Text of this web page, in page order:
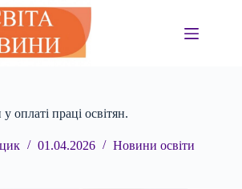
оплаті праці освітян.
01.04.2026 Новини освіти